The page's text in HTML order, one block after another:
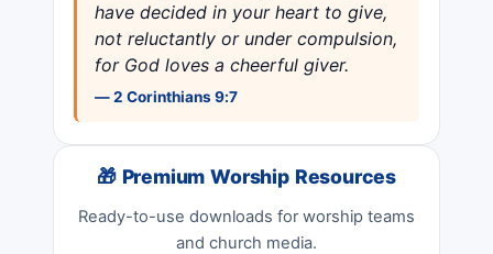
have decided in your heart to give,
not reluctantly or under compulsion,
for God loves a cheerful giver.
— 2 Corinthians 9:7
🎁 Premium Worship Resources
Ready-to-use downloads for worship teams
and church media.